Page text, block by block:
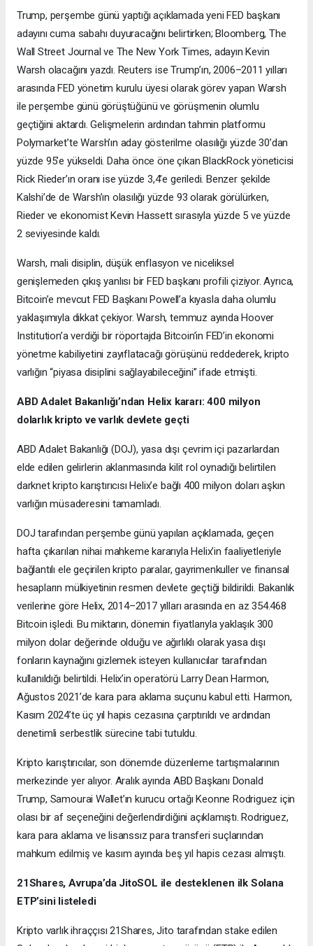
Trump, perşembe günü yaptığı açıklamada yeni FED başkanı
adayını cuma sabahı duyuracağını belirtirken; Bloomberg, The
Wall Street Journal ve The New York Times, adayın Kevin
Warsh olacağını yazdı. Reuters ise Trump’ın, 2006–2011 yılları
arasında FED yönetim kurulu üyesi olarak görev yapan Warsh
ile perşembe günü görüştüğünü ve görüşmenin olumlu
geçtiğini aktardı. Gelişmelerin ardından tahmin platformu
Polymarket’te Warsh’ın aday gösterilme olasılığı yüzde 30’dan
yüzde 95’e yükseldi. Daha önce öne çıkan BlackRock yöneticisi
Rick Rieder’ın oranı ise yüzde 3,4’e geriledi. Benzer şekilde
Kalshi’de de Warsh’ın olasılığı yüzde 93 olarak görülürken,
Rieder ve ekonomist Kevin Hassett sırasıyla yüzde 5 ve yüzde
2 seviyesinde kaldı.
Warsh, mali disiplin, düşük enflasyon ve niceliksel
genişlemeden çıkış yanlısı bir FED başkanı profili çiziyor. Ayrıca,
Bitcoin’e mevcut FED Başkanı Powell’a kıyasla daha olumlu
yaklaşımıyla dikkat çekiyor. Warsh, temmuz ayında Hoover
Institution’a verdiği bir röportajda Bitcoin’in FED’in ekonomi
yönetme kabiliyetini zayıflatacağı görüşünü reddederek, kripto
varlığın “piyasa disiplini sağlayabileceğini” ifade etmişti.
ABD Adalet Bakanlığı’ndan Helix kararı: 400 milyon
dolarlık kripto ve varlık devlete geçti
ABD Adalet Bakanlığı (DOJ), yasa dışı çevrim içi pazarlardan
elde edilen gelirlerin aklanmasında kilit rol oynadığı belirtilen
darknet kripto karıştırıcısı Helix’e bağlı 400 milyon doları aşkın
varlığın müsaderesini tamamladı.
DOJ tarafından perşembe günü yapılan açıklamada, geçen
hafta çıkarılan nihai mahkeme kararıyla Helix’in faaliyetleriyle
bağlantılı ele geçirilen kripto paralar, gayrimenkuller ve finansal
hesapların mülkiyetinin resmen devlete geçtiği bildirildi. Bakanlık
verilerine göre Helix, 2014–2017 yılları arasında en az 354.468
Bitcoin işledi. Bu miktarın, dönemin fiyatlarıyla yaklaşık 300
milyon dolar değerinde olduğu ve ağırlıklı olarak yasa dışı
fonların kaynağını gizlemek isteyen kullanıcılar tarafından
kullanıldığı belirtildi. Helix’in operatörü Larry Dean Harmon,
Ağustos 2021’de kara para aklama suçunu kabul etti. Harmon,
Kasım 2024’te üç yıl hapis cezasına çarptırıldı ve ardından
denetimli serbestlik sürecine tabi tutuldu.
Kripto karıştırıcılar, son dönemde düzenleme tartışmalarının
merkezinde yer alıyor. Aralık ayında ABD Başkanı Donald
Trump, Samourai Wallet’ın kurucu ortağı Keonne Rodriguez için
olası bir af seçeneğini değerlendirdiğini açıklamıştı. Rodriguez,
kara para aklama ve lisanssız para transferi suçlarından
mahkum edilmiş ve kasım ayında beş yıl hapis cezası almıştı.
21Shares, Avrupa’da JitoSOL ile desteklenen ilk Solana
ETP’sini listeledi
Kripto varlık ihraççısı 21Shares, Jito tarafından stake edilen